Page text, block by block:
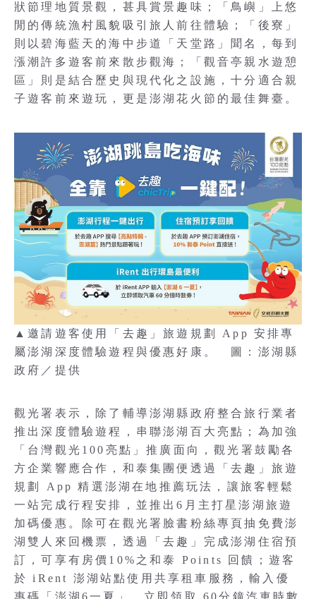
狀節理地質景觀，甚具賞景趣味；「鳥嶼」上悠
閒的傳統漁村風貌吸引旅人前往體驗；「後寮」
則以碧海藍天的海中步道「天堂路」聞名，每到
漲潮許多遊客前來散步觀海；「觀音亭親水遊憩
區」則是結合歷史與現代化之設施，十分適合親
子遊客前來遊玩，更是澎湖花火節的最佳舞臺。
▲邀請遊客使用「去趣」旅遊規劃 App 安排專
屬澎湖深度體驗遊程與優惠好康。 圖：澎湖縣
政府／提供
觀光署表示，除了輔導澎湖縣政府整合旅行業者
推出深度體驗遊程，串聯澎湖百大亮點；為加強
「台灣觀光100亮點」推廣面向，觀光署鼓勵各
方企業響應合作，和泰集團便透過「去趣」旅遊
規劃 App 精選澎湖在地推薦玩法，讓旅客輕鬆
一站完成行程安排，並推出6月主打星澎湖旅遊
加碼優惠。除可在觀光署臉書粉絲專頁抽免費澎
湖雙人來回機票，透過「去趣」完成澎湖住宿預
訂，可享有房價10%之和泰 Points 回饋；遊客
於 iRent 澎湖站點使用共享租車服務，輸入優
惠碼「澎湖6一夏」，立即領取 60分鐘汽車時數